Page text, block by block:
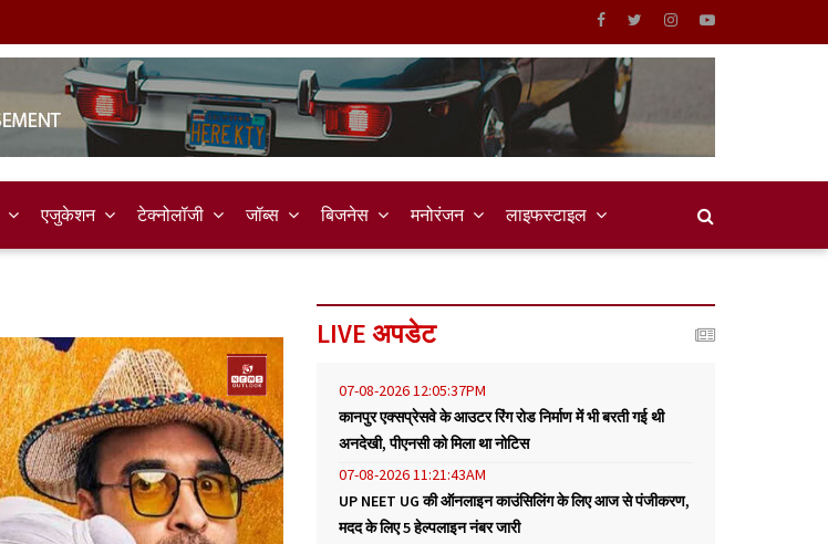
एजुकेशन टेक्नोलॉजी जॉब्स बिजनेस मनोरंजन लाइफस्टाइल
LIVE अपडेट
07-08-2026 12:05:37PM
कानपुर एक्सप्रेसवे के आउटर रिंग रोड निर्माण में भी बरती गई थी
अनदेखी, पीएनसी को मिला था नोटिस
07-08-2026 11:21:43AM
UP NEET UG की ऑनलाइन काउंसिलिंग के लिए आज से पंजीकरण,
मदद के लिए 5 हेल्पलाइन नंबर जारी